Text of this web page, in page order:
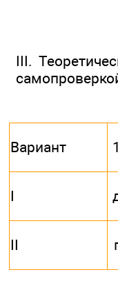
III.
Вариант 1
I
II